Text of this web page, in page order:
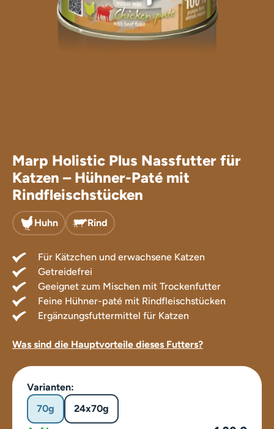
Leckerlis für
Marp Holistic Plus Nassfutter für
Katzen – Hühner-Paté mit
Rindfleischstücken
Huhn Rind
Für Kätzchen und erwachsene Katzen
Getreidefrei
Geeignet zum Mischen mit Trockenfutter
Feine Hühner-paté mit Rindfleischstücken
Ergänzungsfuttermittel für Katzen
Was sind die Hauptvorteile dieses Futters?
Varianten:
70g
24x70g